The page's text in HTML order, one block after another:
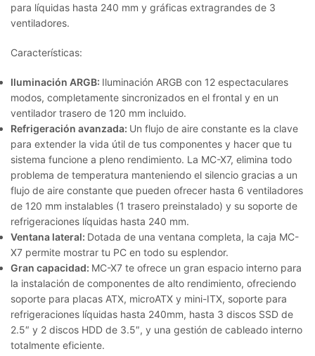
para líquidas hasta 240 mm y gráficas extragrandes de 3
ventiladores.
Características:
Iluminación ARGB: Iluminación ARGB con 12 espectaculares
modos, completamente sincronizados en el frontal y en un
ventilador trasero de 120 mm incluido.
Refrigeración avanzada: Un flujo de aire constante es la clave
para extender la vida útil de tus componentes y hacer que tu
sistema funcione a pleno rendimiento. La MC-X7, elimina todo
problema de temperatura manteniendo el silencio gracias a un
flujo de aire constante que pueden ofrecer hasta 6 ventiladores
de 120 mm instalables (1 trasero preinstalado) y su soporte de
refrigeraciones líquidas hasta 240 mm.
Ventana lateral: Dotada de una ventana completa, la caja MC-
X7 permite mostrar tu PC en todo su esplendor.
Gran capacidad: MC-X7 te ofrece un gran espacio interno para
la instalación de componentes de alto rendimiento, ofreciendo
soporte para placas ATX, microATX y mini-ITX, soporte para
refrigeraciones líquidas hasta 240mm, hasta 3 discos SSD de
2.5″ y 2 discos HDD de 3.5″, y una gestión de cableado interno
totalmente eficiente.